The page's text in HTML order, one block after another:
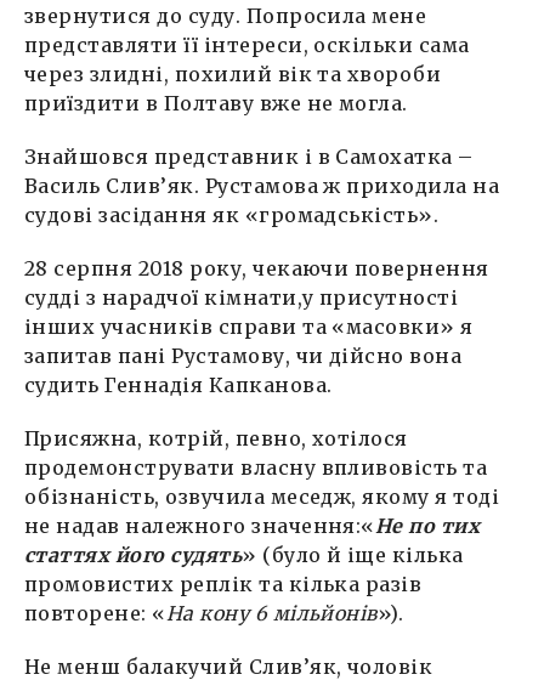
звернутися до суду. Попросила мене
представляти її інтереси, оскільки сама
через злидні, похилий вік та хвороби
приїздити в Полтаву вже не могла.
Знайшовся представник і в Самохатка –
Василь Слив’як. Рустамова ж приходила на
судові засідання як «громадськість».
28 серпня 2018 року, чекаючи повернення
судді з нарадчої кімнати,у присутності
інших учасників справи та «масовки» я
запитав пані Рустамову, чи дійсно вона
судить Геннадія Капканова.
Присяжна, котрій, певно, хотілося
продемонструвати власну впливовість та
обізнаність, озвучила меседж, якому я тоді
не надав належного значення:« Не по тих
статтях його судять» (було й іще кілька
промовистих реплік та кілька разів
повторене: « На кону 6 мільйонів»).
Не менш балакучий Слив’як, чоловік